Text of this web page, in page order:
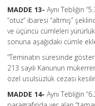
MADDE 13- Aynı Tebliğin
“otuz” ibaresi “altmış”
ve üçüncü cümleleri
sonuna aşağıdaki cümle
“Teminatın süresinde
213 sayılı Kanunun
özel usulsüzlük cezası
MADDE 14- Aynı Tebliğin